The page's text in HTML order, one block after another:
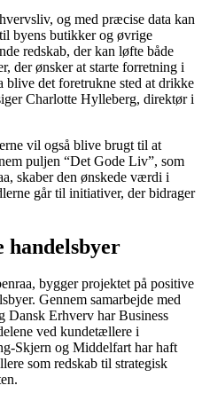
og med præcise data kan
byens butikker og øvrige
redskab, der kan løfte både
der ønsker at starte forretning i
blive det foretrukne sted at drikke
Charlotte Hylleberg, direktør i
vil også blive brugt til at
puljen “Det Gode Liv”, som
skaber den ønskede værdi i
går til initiativer, der bidrager
bygger projektet på positive
Gennem samarbejde med
Dansk Erhverv har Business
ved kundetællere i
Skjern og Middelfart har haft
som redskab til strategisk